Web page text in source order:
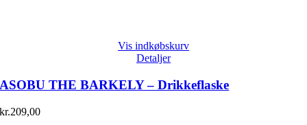
Vis indkøbskurv
Detaljer
ASOBU THE BARKELY – Drikkeflaske
kr.209,00